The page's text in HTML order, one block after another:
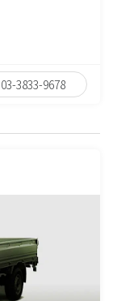
03-3833-9678